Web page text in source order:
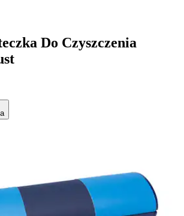
Do Czyszczenia